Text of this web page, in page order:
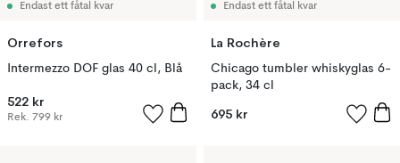
Endast ett fåtal kvar
Orrefors
Intermezzo DOF glas 40 cl, Blå
522 kr
Rek. 799 kr
Endast ett fåtal kvar
La Rochère
Chicago tumbler whiskyglas 6-
pack, 34 cl
695 kr